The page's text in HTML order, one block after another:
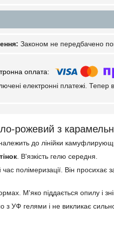
Законом не передбачено
електронні платежі.
рожевий з
до лінійки
. В'язкість гелю середня.
полімеризації. Він просихає
М'яко піддається опилу і
УФ гелями і не викликає